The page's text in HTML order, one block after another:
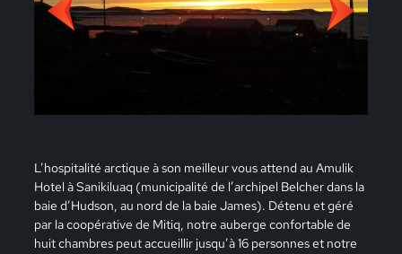
L’hospitalité arctique à son meilleur vous attend au Amulik
Hotel à Sanikiluaq (municipalité de l’archipel Belcher dans la
baie d’Hudson, au nord de la baie James). Détenu et géré
par la coopérative de Mitiq, notre auberge confortable de
huit chambres peut accueillir jusqu’à 16 personnes et notre